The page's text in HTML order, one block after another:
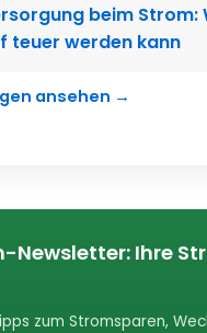
beim Strom:
teuer werden kann
ansehen →
Newsletter: Ihre
zum Stromsparen,